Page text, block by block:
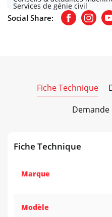
Services de génie civil
Social Share: Facebook
Fiche Technique
Fiche Technique
Marque
Modèle